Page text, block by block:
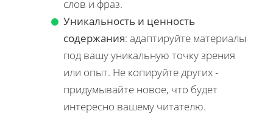
слов и фраз.
Уникальность и ценность
содержания: адаптируйте материалы
под вашу уникальную точку зрения
или опыт. Не копируйте других -
придумывайте новое, что будет
интересно вашему читателю.